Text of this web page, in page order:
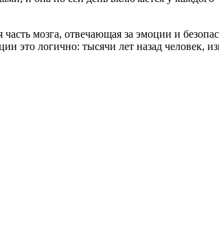
мозга, отвечающая за эмоции и
это логично: тысячи лет назад человек,